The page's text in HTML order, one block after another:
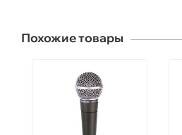
Похожие товары